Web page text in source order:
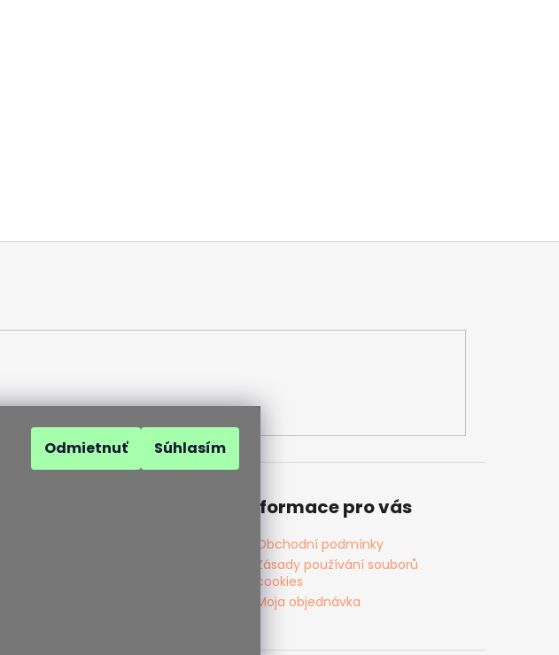
Odmietnuť Súhlasím
Informace pro vás
Obchodní podmínky
Zásady používání souborů
cookies
Moja objednávka